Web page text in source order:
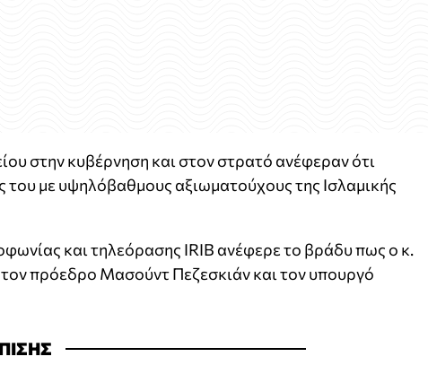
στην κυβέρνηση και στον στρατό ανέφεραν ότι
του με υψηλόβαθμους αξιωματούχους της Ισλαμικής
και τηλεόρασης IRIB ανέφερε το βράδυ πως ο κ.
πρόεδρο Μασούντ Πεζεσκιάν και τον υπουργό